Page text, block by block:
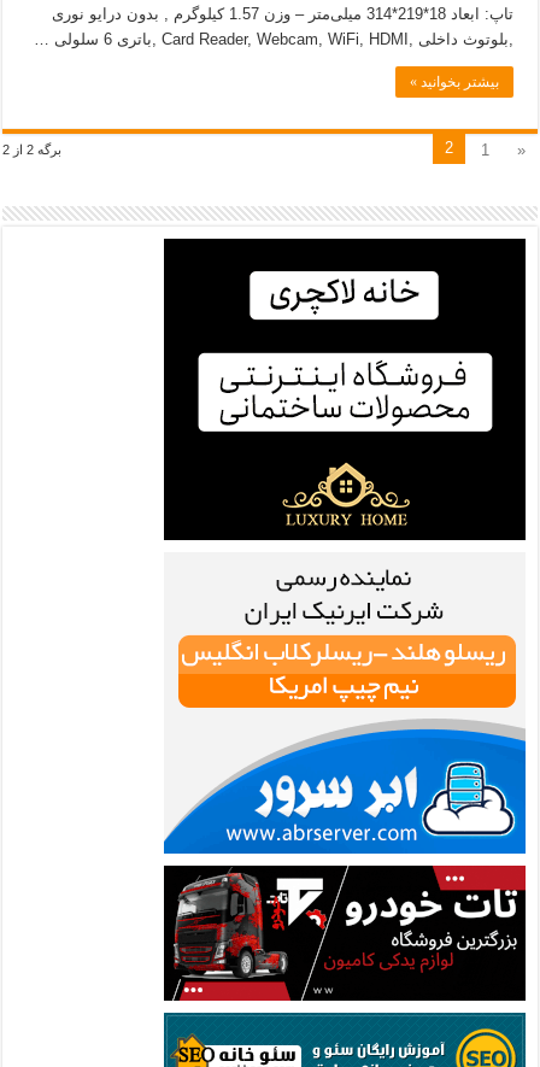
تاپ: ابعاد 18*219*314 میلی‌متر – وزن 1.57 کیلوگرم , بدون درایو نوری
,بلوتوث داخلی ,Card Reader, Webcam, WiFi, HDMI ,باتری 6 سلولی …
بیشتر بخوانید »
برگه 2 از 2 «
1
2